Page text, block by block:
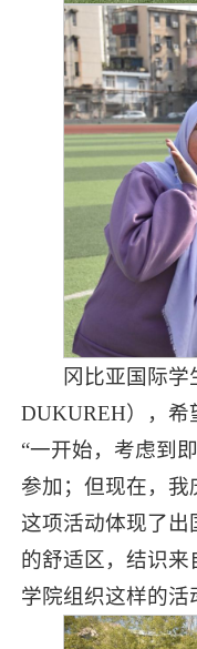
冈比亚国际
DUKUREH），希
“一开始，考虑到
参加；但现在，我
这项活动体现了
的舒适区，结识
学院组织这样的活